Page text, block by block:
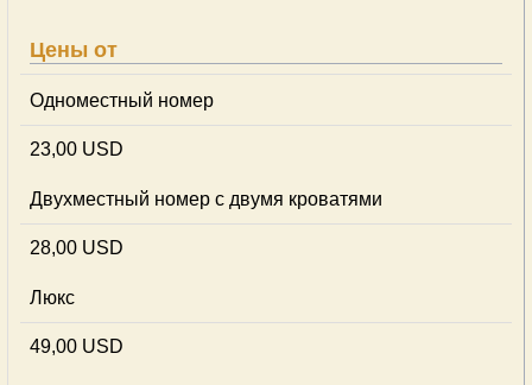
Цены от
Одноместный номер
23,00 USD
Двухместный номер с двумя кроватями
28,00 USD
Люкс
49,00 USD